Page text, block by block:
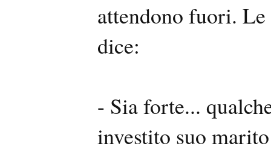
attendono fuori.
dice:
- Sia forte...
investito suo